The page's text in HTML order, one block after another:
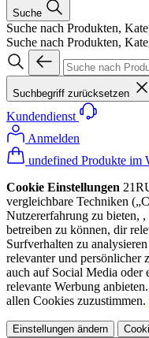
Suche
Suche nach Produkten,
Suche nach Produkten,
Suchbegriff zurücksetzen
Kundendienst
Anmelden
undefined Produkte im
Cookie Einstellungen
vergleichbare Techniken
Nutzererfahrung zu bieten,
betreiben zu können, dir
Surfverhalten zu
relevanter und persönlicher
auch auf Social Media oder
relevante Werbung
allen Cookies zuzustimmen.
Einstellungen ändern